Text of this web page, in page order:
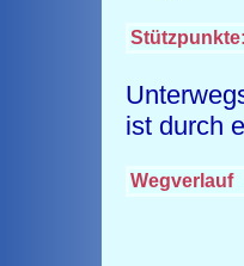
Stützpunkte:
ist durch
Wegverlauf